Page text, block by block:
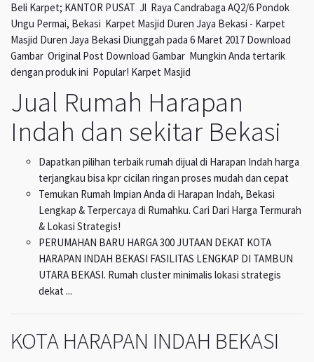
Beli Karpet; KANTOR PUSAT Jl Raya Candrabaga AQ2/6 Pondok
Ungu Permai, Bekasi Karpet Masjid Duren Jaya Bekasi - Karpet
Masjid Duren Jaya Bekasi Diunggah pada 6 Maret 2017 Download
Gambar Original Post Download Gambar Mungkin Anda tertarik
dengan produk ini Popular! Karpet Masjid
Jual Rumah Harapan
Indah dan sekitar Bekasi
Dapatkan pilihan terbaik rumah dijual di Harapan Indah harga
terjangkau bisa kpr cicilan ringan proses mudah dan cepat
Temukan Rumah Impian Anda di Harapan Indah, Bekasi
Lengkap & Terpercaya di Rumahku. Cari Dari Harga Termurah
& Lokasi Strategis!
PERUMAHAN BARU HARGA 300 JUTAAN DEKAT KOTA
HARAPAN INDAH BEKASI FASILITAS LENGKAP DI TAMBUN
UTARA BEKASI. Rumah cluster minimalis lokasi strategis
dekat ...
KOTA HARAPAN INDAH BEKASI